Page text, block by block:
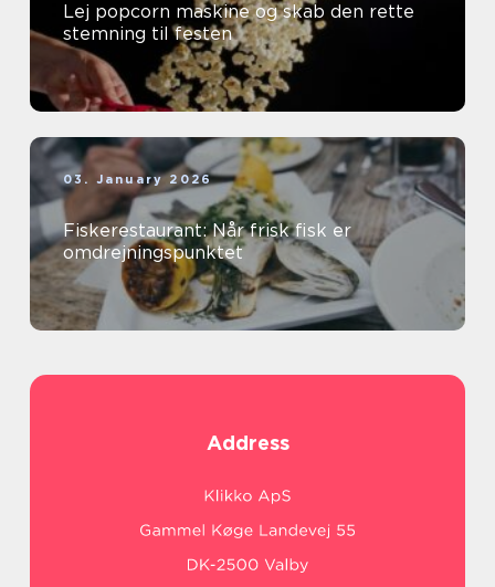
Lej popcorn maskine og skab den rette
stemning til festen
03. January 2026
Fiskerestaurant: Når frisk fisk er
omdrejningspunktet
Address